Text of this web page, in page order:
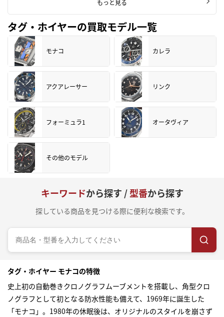
もっと見る
タグ・ホイヤーの買取モデル一覧
モナコ カレラ
アクアレーサー リンク
フォーミュラ1 オータヴィア
その他のモデル
キーワードから探す /型番から探す
探している商品を見つける際に便利な検索です。
タグ・ホイヤー モナコの特徴
史上初の自動巻きクロノグラフムーブメントを搭載し、角型クロ
ノグラフとして初となる防水性能も備えて、1969年に誕生した
「モナコ」。1980年の休眠後は、オリジナルのスタイルを崩さず